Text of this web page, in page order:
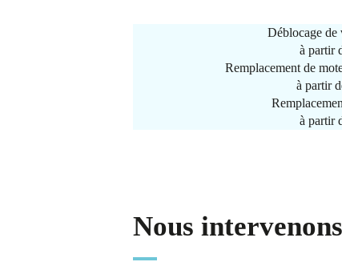
Déblocage de
à partir
Remplacement de
à partir
à partir
Nous